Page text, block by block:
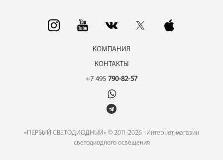
КОМПАНИЯ
КОНТАКТЫ
+7 495 790-82-57
«ПЕРВЫЙ СВЕТОДИОДНЫЙ» © 2011-2026 · Интернет-магазин
светодиодного освещения